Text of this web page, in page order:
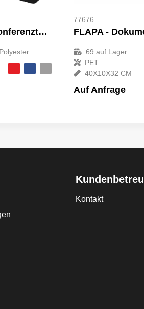
Detroit RPET Konferenztasche 4L
77676
69 auf Lager
PET
40X10X32 CM
Auf Anfrage
Kontakt